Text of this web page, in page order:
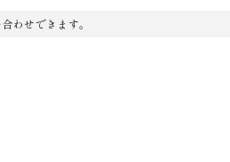
わせできます。